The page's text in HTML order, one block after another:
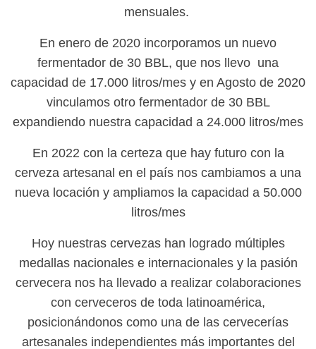
mensuales.
En enero de 2020 incorporamos un nuevo
fermentador de 30 BBL, que nos llevo una
capacidad de 17.000 litros/mes y en Agosto de 2020
vinculamos otro fermentador de 30 BBL
expandiendo nuestra capacidad a 24.000 litros/mes
En 2022 con la certeza que hay futuro con la
cerveza artesanal en el país nos cambiamos a una
nueva locación y ampliamos la capacidad a 50.000
litros/mes
Hoy nuestras cervezas han logrado múltiples
medallas nacionales e internacionales y la pasión
cervecera nos ha llevado a realizar colaboraciones
con cerveceros de toda latinoamérica,
posicionándonos como una de las cervecerías
artesanales independientes más importantes del